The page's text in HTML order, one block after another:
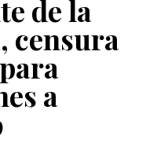
de la
censura
a